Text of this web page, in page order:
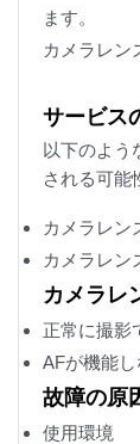
ます。
カメラレン
サービス
以下のよう
される可能
カメラレン
カメラレン
カメラレ
正常に撮影
AFが機能し
故障の原
使用環境